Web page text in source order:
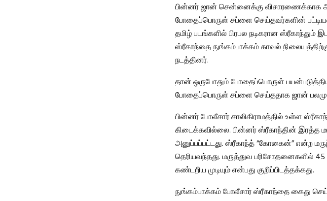
பின்னர் ஜான் சென்னைக்கு விசாரணைக்காக
போதைப்பொருள் சப்ளை செய்தவர்களின்
தமிழ் படங்களில் பிரபல நடிகரான ஸ்ரீகாந்தும்
ஸ்ரீகாந்தை நுங்கம்பாக்கம் காவல்
நடத்தினர்.
தான் ஒருபோதும் போதைப்பொருள்
போதைப்பொருள் சப்ளை செய்ததாக ஜான்
பின்னர் போலீசார் சாலிகிராமத்தில் உள்ள
கிடைக்கவில்லை. பின்னர் ஸ்ரீகாந்தின் இரத்த
அனுப்பப்பட்டது. ஸ்ரீகாந்த் “கோகைன்” என்ற
தெரியவந்தது. மருத்துவ பரிசோதனைகளில்
கண்டறிய முடியும் என்பது குறிப்பிடத்தக்கது.
நுங்கம்பாக்கம் போலீசார் ஸ்ரீகாந்தை கைது